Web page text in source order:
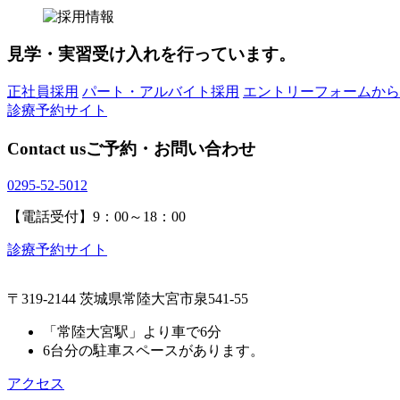
見学・実習受け入れを行っています。
正社員採用 パート・アルバイト採用 エントリーフォームか
診療予約サイト
Contact usご予約・お問い合わせ
0295-52-5012
【電話受付】9：00～18：00
診療予約サイト
〒319-2144 茨城県常陸大宮市泉541-55
「常陸大宮駅」より車で6分
6台分の駐車スペースがあります。
アクセス